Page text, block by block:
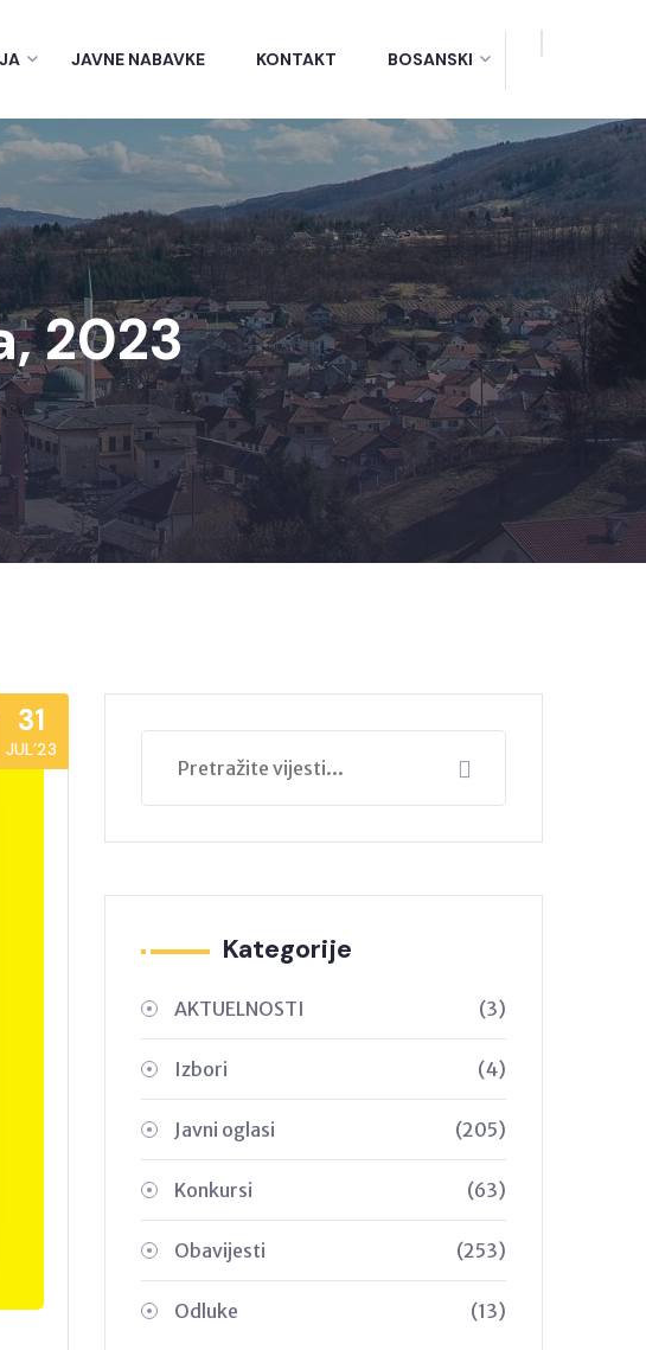
JAVNE NABAVKE KONTAKT BOSANSKI
2023
31
JUL’23
Kategorije
AKTUELNOSTI (3)
Izbori (4)
Javni oglasi (205)
Konkursi (63)
Obavijesti (253)
Odluke (13)